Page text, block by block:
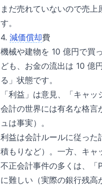
まだ売れていないので売
す。
4. 減価償却費
機械や建物を 10 億円で買
ども、お金の流出は 10 億
る」状態です。
「利益」は意見、「キャッ
会計の世界には有名な格
ュは事実）。
利益は会計ルールに従った
積もりなど）。一方、キャ
不正会計事件の多くは、
に難しい（実際の銀行残高